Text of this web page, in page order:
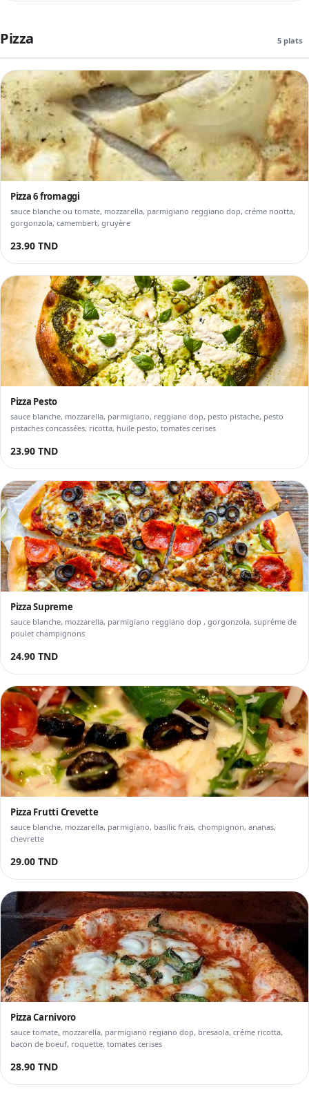
Pizza 5 plats
Pizza 6 fromaggi
sauce blanche ou tomate, mozzarella, parmigiano reggiano dop, créme nootta,
gorgonzola, camembert, gruyère
23.90 TND
Pizza Pesto
sauce blanche, mozzarella, parmigiano, reggiano dop, pesto pistache, pesto
pistaches concassées, ricotta, huile pesto, tomates cerises
23.90 TND
Pizza Supreme
sauce blanche, mozzarella, parmigiano reggiano dop , gorgonzola, supréme de
poulet champignons
24.90 TND
Pizza Frutti Crevette
sauce blanche, mozzarella, parmigiano, basilic frais, chompignon, ananas,
chevrette
29.00 TND
Pizza Carnivoro
sauce tomate, mozzarella, parmigiano regiano dop, bresaola, créme ricotta,
bacon de boeuf, roquette, tomates cerises
28.90 TND